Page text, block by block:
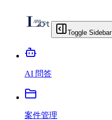
Toggle Sidebar
AI 問答
案件管理